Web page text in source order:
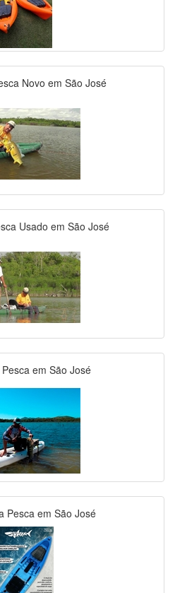
Novo em São José
Usado em São José
em São José
Pesca em São José